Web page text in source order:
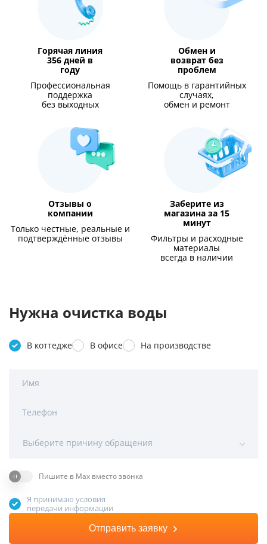
Горячая линия
356 дней в
году
Профессиональная
поддержка
без выходных
Обмен и
возврат без
проблем
Помощь в гарантийных
случаях,
обмен и ремонт
Отзывы о
компании
Только честные, реальные и
подтверждённые отзывы
Заберите из
магазина за 15
минут
Фильтры и расходные
материалы
всегда в наличии
Нужна очистка воды
В коттедже В офисе На производстве
Имя
Телефон
Выберите причину обращения
Пишите в Max вместо звонка
Я принимаю условия
передачи информации
Отправить заявку